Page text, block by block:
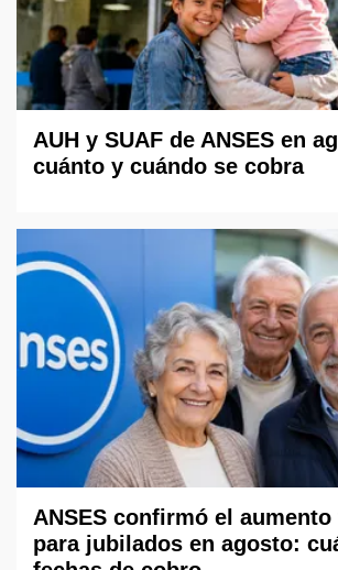
AUH y SUAF de ANSES en
cuánto y cuándo se cobra
ANSES confirmó el
para jubilados en agosto: